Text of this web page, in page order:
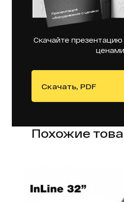
Скачайте
ценами
Скачать, PDF
Похожие